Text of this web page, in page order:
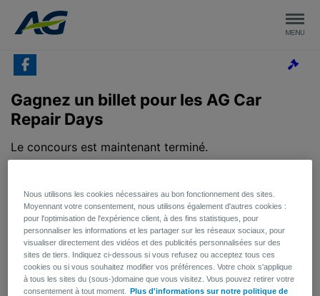
Nous utilisons les cookies nécessaires au bon fonctionnement des sites.
Moyennant votre consentement, nous utilisons également d'autres cookies :
pour l'optimisation de l'expérience client, à des fins statistiques, pour
personnaliser les informations et les partager sur les réseaux sociaux, pour
visualiser directement des vidéos et des publicités personnalisées sur des
sites de tiers. Indiquez ci-dessous si vous refusez ou acceptez tous ces
cookies ou si vous souhaitez modifier vos préférences. Votre choix s'applique
à tous les sites du (sous-)domaine que vous visitez. Vous pouvez retirer votre
consentement à tout moment.
Plus d'informations sur notre politique de